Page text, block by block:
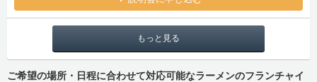
もっと見る
ご希望の場所・日程に合わせて対応可能なラーメンのフランチャイ